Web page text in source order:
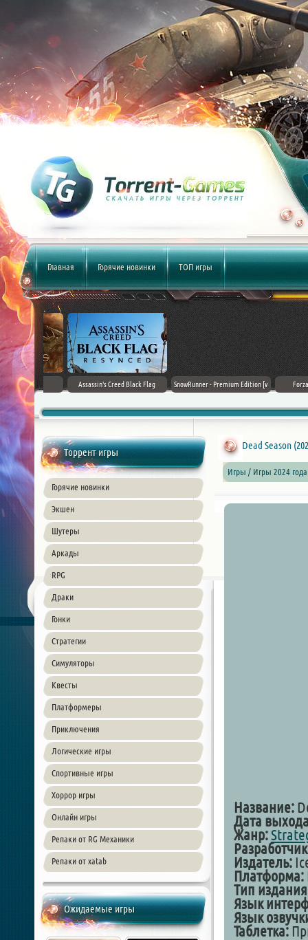
Главная Горячие новинки ТОП игры
Ages
Assassin's Creed Black Flag
SnowRunner - Premium Edition [v
Forza
Торрент игры
Горячие новинки
Экшен
Шутеры
Аркады
RPG
Драки
Гонки
Стратегии
Симуляторы
Квесты
Платформеры
Приключения
Логические игры
Спортивные игры
Хоррор игры
Онлайн игры
Репаки от RG Механики
Репаки от xatab
Ожидаемые игры
Dead Season
Игры / Игры 2024 года
Название:
Дата
Жанр:
Издатель:
Платформа:
Тип
Язык
Язык
Таблетка: